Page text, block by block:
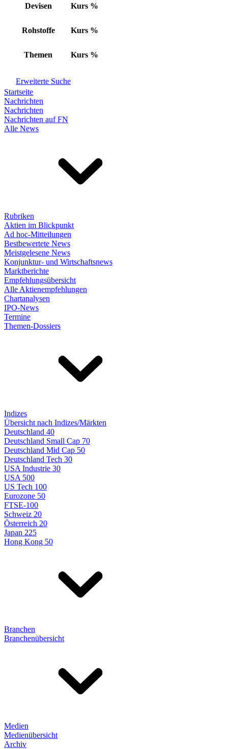
Devisen Kurs %
Rohstoffe Kurs %
Themen Kurs %
Erweiterte Suche
Startseite
Nachrichten
Nachrichten
Nachrichten auf FN
Alle News
Rubriken
Aktien im Blickpunkt
Ad hoc-Mitteilungen
Bestbewertete News
Meistgelesene News
Konjunktur- und Wirtschaftsnews
Marktberichte
Empfehlungsübersicht
Alle Aktienempfehlungen
Chartanalysen
IPO-News
Termine
Themen-Dossiers
Indizes
Übersicht nach Indizes/Märkten
Deutschland 40
Deutschland Small Cap 70
Deutschland Mid Cap 50
Deutschland Tech 30
USA Industrie 30
USA 500
US Tech 100
Eurozone 50
FTSE-100
Schweiz 20
Österreich 20
Japan 225
Hong Kong 50
Branchen
Branchenübersicht
Medien
Medienübersicht
Archiv